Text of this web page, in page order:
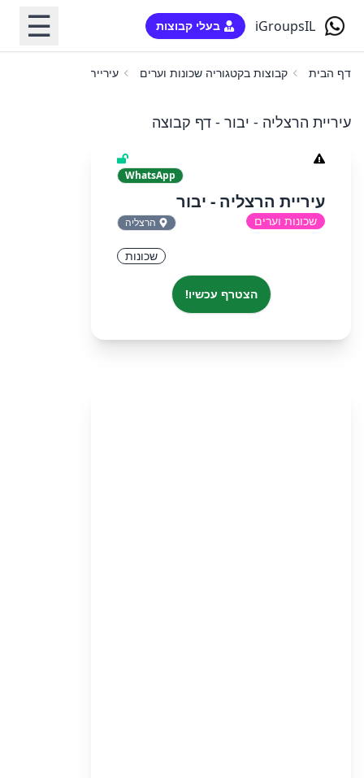
iGroupsIL בעלי קבוצות ☰
דף הבית קבוצות בקטגוריה שכונות וערים עיריית הרצליה - יבור
עיריית הרצליה - יבור - דף קבוצה
WhatsApp
עיריית הרצליה - יבור
שכונות וערים הרצליה
שכונות
הצטרף עכשיו!